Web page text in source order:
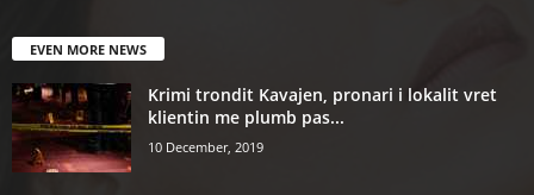
EVEN MORE NEWS
Krimi trondit Kavajen, pronari i lokalit vret
klientin me plumb pas...
10 December, 2019